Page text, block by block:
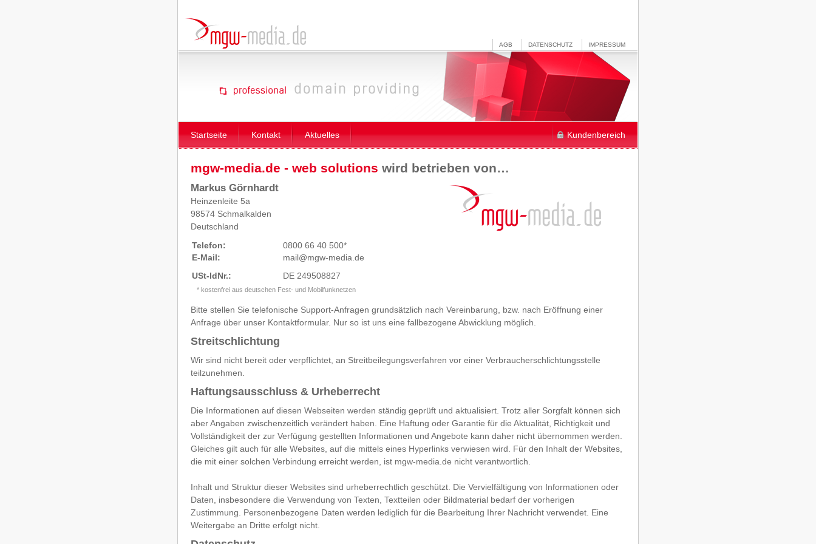
Startseite Kontakt Aktuelles Kundenbereich
AGB DATENSCHUTZ IMPRESSUM
mgw-media.de - web solutions wird betrieben von…
Markus Görnhardt
Heinzenleite 5a
98574 Schmalkalden
Deutschland
Telefon:
0800 66 40 500*
E-Mail:
mail@mgw-media.de
USt-IdNr.:
DE 249508827
* kostenfrei aus deutschen Fest- und Mobilfunknetzen
Bitte stellen Sie telefonische Support-Anfragen grundsätzlich nach Vereinbarung, bzw. nach Eröffnung einer
Anfrage über unser Kontaktformular. Nur so ist uns eine fallbezogene Abwicklung möglich.
Streitschlichtung
Wir sind nicht bereit oder verpflichtet, an Streitbeilegungsverfahren vor einer Verbraucherschlichtungsstelle
teilzunehmen.
Haftungsausschluss & Urheberrecht
Die Informationen auf diesen Webseiten werden ständig geprüft und aktualisiert. Trotz aller Sorgfalt können sich
aber Angaben zwischenzeitlich verändert haben. Eine Haftung oder Garantie für die Aktualität, Richtigkeit und
Vollständigkeit der zur Verfügung gestellten Informationen und Angebote kann daher nicht übernommen werden.
Gleiches gilt auch für alle Websites, auf die mittels eines Hyperlinks verwiesen wird. Für den Inhalt der Websites,
die mit einer solchen Verbindung erreicht werden, ist mgw-media.de nicht verantwortlich.
Inhalt und Struktur dieser Websites sind urheberrechtlich geschützt. Die Vervielfältigung von Informationen oder
Daten, insbesondere die Verwendung von Texten, Textteilen oder Bildmaterial bedarf der vorherigen
Zustimmung. Personenbezogene Daten werden lediglich für die Bearbeitung Ihrer Nachricht verwendet. Eine
Weitergabe an Dritte erfolgt nicht.